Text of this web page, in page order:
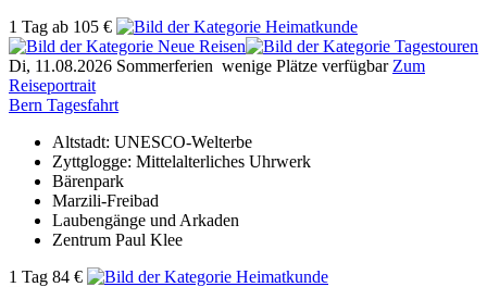
1 Tag ab 105 €
Di, 11.08.2026 Sommerferien wenige Plätze verfügbar Zum
Reiseportrait
Bern Tagesfahrt
Altstadt: UNESCO-Welterbe
Zyttglogge: Mittelalterliches Uhrwerk
Bärenpark
Marzili-Freibad
Laubengänge und Arkaden
Zentrum Paul Klee
1 Tag 84 €